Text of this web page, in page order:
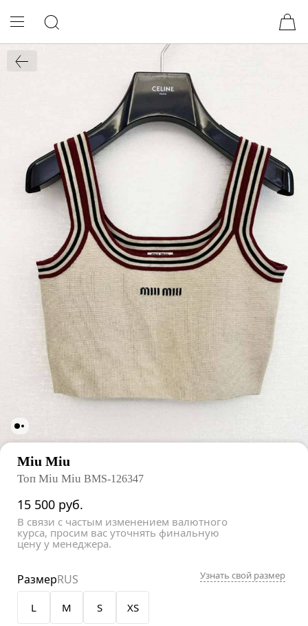
Miu Miu
Топ Miu Miu BMS-126347
15 500 руб.
В связи с частым изменением валютного
курса, просим вас уточнять финальную
цену у менеджера.
L M S XS
РазмерRUS Узнать свой размер